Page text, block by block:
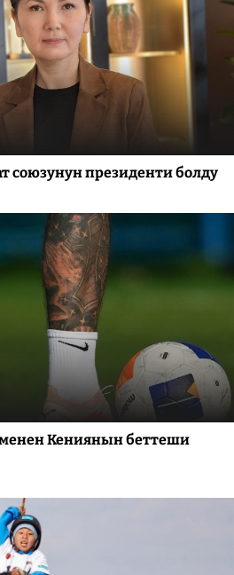
союзунун президенти болду
Кениянын беттеши